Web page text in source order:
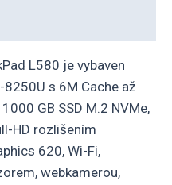
L580 je vybaven
s 6M Cache až
GB SSD M.2 NVMe,
HD rozlišením
620, Wi-Fi,
webkamerou,